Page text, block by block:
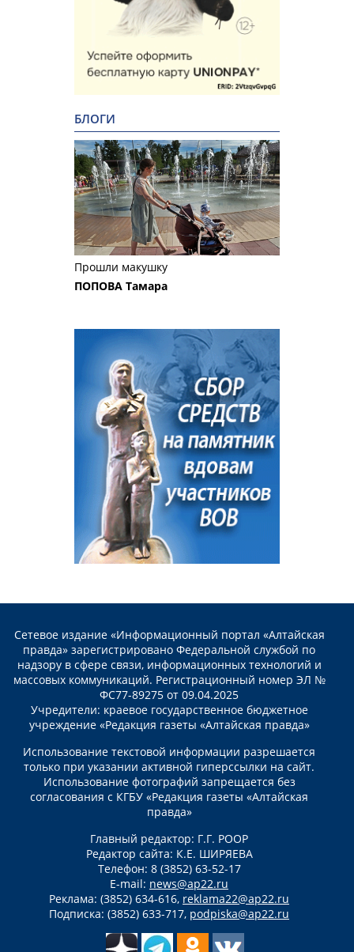
БЛОГИ
Прошли макушку
ПОПОВА Тамара
Сетевое издание «Информационный портал «Алтайская
правда» зарегистрировано Федеральной службой по
надзору в сфере связи, информационных технологий и
массовых коммуникаций. Регистрационный номер ЭЛ №
ФС77-89275 от 09.04.2025
Учредители: краевое государственное бюджетное
учреждение «Редакция газеты «Алтайская правда»
Использование текстовой информации разрешается
только при указании активной гиперссылки на сайт.
Использование фотографий запрещается без
согласования с КГБУ «Редакция газеты «Алтайская
правда»
Главный редактор: Г.Г. РООР
Редактор сайта: К.Е. ШИРЯЕВА
Телефон: 8 (3852) 63-52-17
E-mail: news@ap22.ru
Реклама: (3852) 634-616, reklama22@ap22.ru
Подписка: (3852) 633-717, podpiska@ap22.ru